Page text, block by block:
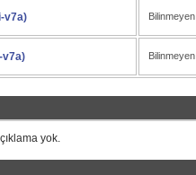
v7a) Bilinmeyen
v7a) Bilinmeyen
yok.